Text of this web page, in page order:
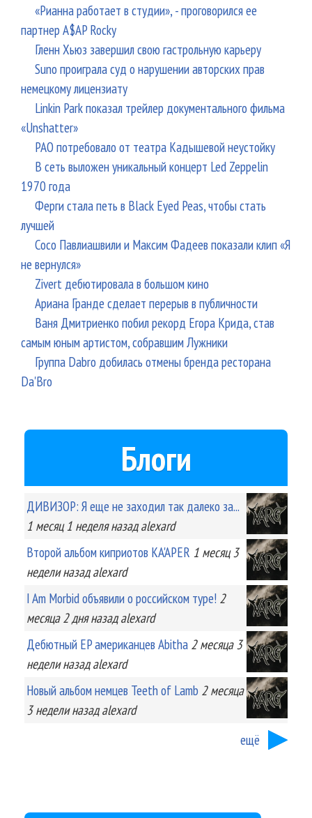
«Рианна работает в студии», - проговорился ее
партнер A$AP Rocky
Гленн Хьюз завершил свою гастрольную карьеру
Suno проиграла суд о нарушении авторских прав
немецкому лицензиату
Linkin Park показал трейлер документального фильма
«Unshatter»
РАО потребовало от театра Кадышевой неустойку
В сеть выложен уникальный концерт Led Zeppelin
1970 года
Ферги стала петь в Black Eyed Peas, чтобы стать
лучшей
Сосо Павлиашвили и Максим Фадеев показали клип «Я
не вернулся»
Zivert дебютировала в большом кино
Ариана Гранде сделает перерыв в публичности
Ваня Дмитриенко побил рекорд Егора Крида, став
самым юным артистом, собравшим Лужники
Группа Dabro добилась отмены бренда ресторана
Da'Bro
Блоги
ДИВИЗОР: Я еще не заходил так далеко за...
1 месяц 1 неделяназад alexard
Второй альбом киприотов KA'APER 1 месяц 3
неделиназад alexard
I Am Morbid объявили о российском туре! 2
месяца 2 дняназад alexard
Дебютный EP американцев Abitha 2 месяца 3
неделиназад alexard
Новый альбом немцев Teeth of Lamb 2 месяца
3 неделиназад alexard
ещё